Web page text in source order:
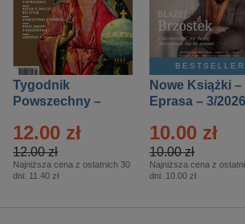
Tygodnik
Powszechny –
12.00 zł
12.00 zł
Najniższa cena z ostatnich 30
dni: 11.40 zł
BESTSELLER
Nowe Książki –
Eprasa – 3/2026
10.00 zł
10.00 zł
Najniższa cena z
dni: 10.00 zł